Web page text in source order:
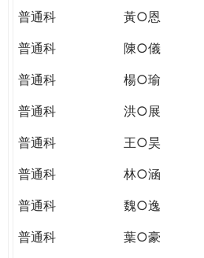
普通科
黃○恩
普通科
陳○儀
普通科
楊○瑜
普通科
洪○展
普通科
王○昊
普通科
林○涵
普通科
魏○逸
普通科
葉○豪